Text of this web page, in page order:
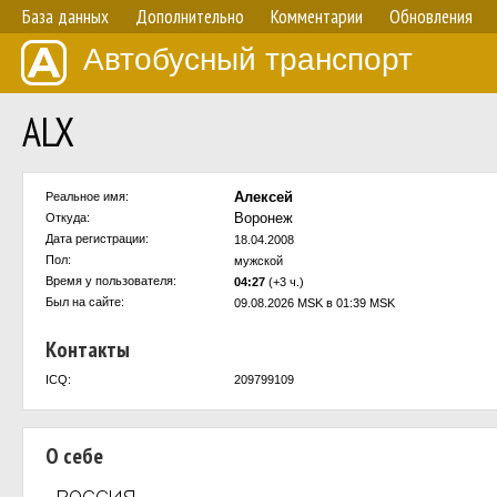
База данных Дополнительно Комментарии Обновления
Автобусный транспорт
ALX
Реальное имя: Алексей
Откуда: Воронеж
Дата регистрации:
18.04.2008
Пол:
мужской
Время у пользователя:
04:27 (+3 ч.)
Был на сайте:
09.08.2026 MSK в 01:39 MSK
Контакты
ICQ: 209799109
О себе